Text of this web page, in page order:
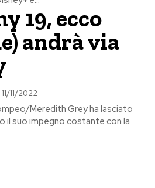
19, ecco
andrà via
11/11/2022
Meredith Grey ha lasciato
il suo impegno costante con la